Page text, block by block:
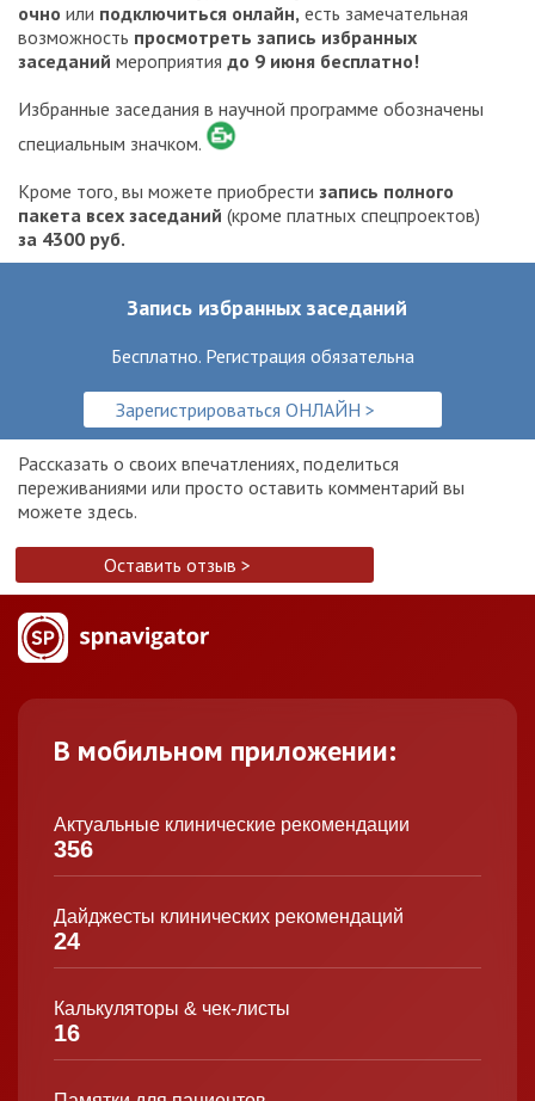
очно или подключиться онлайн, есть замечательная
возможность просмотреть запись избранных
заседаний мероприятия до 9 июня бесплатно!
Избранные заседания в научной программе обозначены
специальным значком.
Кроме того, вы можете приобрести запись полного
пакета всех заседаний (кроме платных спецпроектов)
за 4300 руб.
Запись избранных заседаний
Бесплатно. Регистрация обязательна
Зарегистрироваться ОНЛАЙН >
Рассказать о своих впечатлениях, поделиться
переживаниями или просто оставить комментарий вы
можете здесь.
Оставить отзыв >
В мобильном приложении:
Актуальные клинические рекомендации
356
Дайджесты клинических рекомендаций
24
Калькуляторы & чек-листы
16